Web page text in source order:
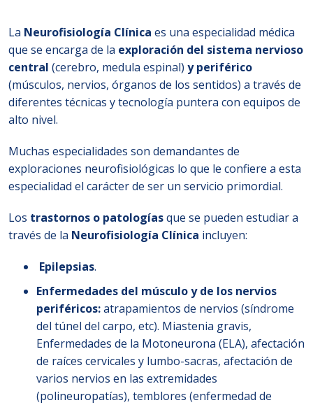
La Neurofisiología Clínica es una especialidad médica
que se encarga de la exploración del sistema nervioso
central (cerebro, medula espinal) y periférico
(músculos, nervios, órganos de los sentidos) a través de
diferentes técnicas y tecnología puntera con equipos de
alto nivel.
Muchas especialidades son demandantes de
exploraciones neurofisiológicas lo que le confiere a esta
especialidad el carácter de ser un servicio primordial.
Los trastornos o patologíasque se pueden estudiar a
través de la Neurofisiología Clínica incluyen:
Epilepsias.
Enfermedades del músculo y de los nervios
periféricos:atrapamientos de nervios (síndrome
del túnel del carpo, etc). Miastenia gravis,
Enfermedades de la Motoneurona (ELA), afectación
de raíces cervicales y lumbo-sacras, afectación de
varios nervios en las extremidades
(polineuropatías), temblores (enfermedad de